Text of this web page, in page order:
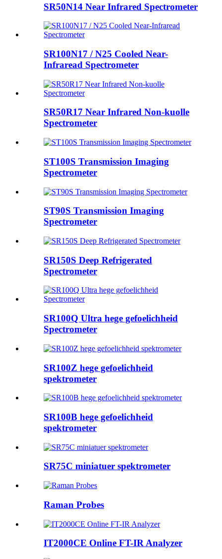
SR50N14 Near Infrared Spectrometer
SR100N17 / N25 Cooled Near-
Infraread Spectrometer
SR50R17 Near Infrared Non-kuolle
Spectrometer
ST100S Transmission Imaging
Spectrometer
ST90S Transmission Imaging
Spectrometer
SR150S Deep Refrigerated
Spectrometer
SR100Q Ultra hege gefoelichheid
Spectrometer
SR100Z hege gefoelichheid
spektrometer
SR100B hege gefoelichheid
spektrometer
SR75C miniatuer spektrometer
Raman Probes
IT2000CE Online FT-IR Analyzer